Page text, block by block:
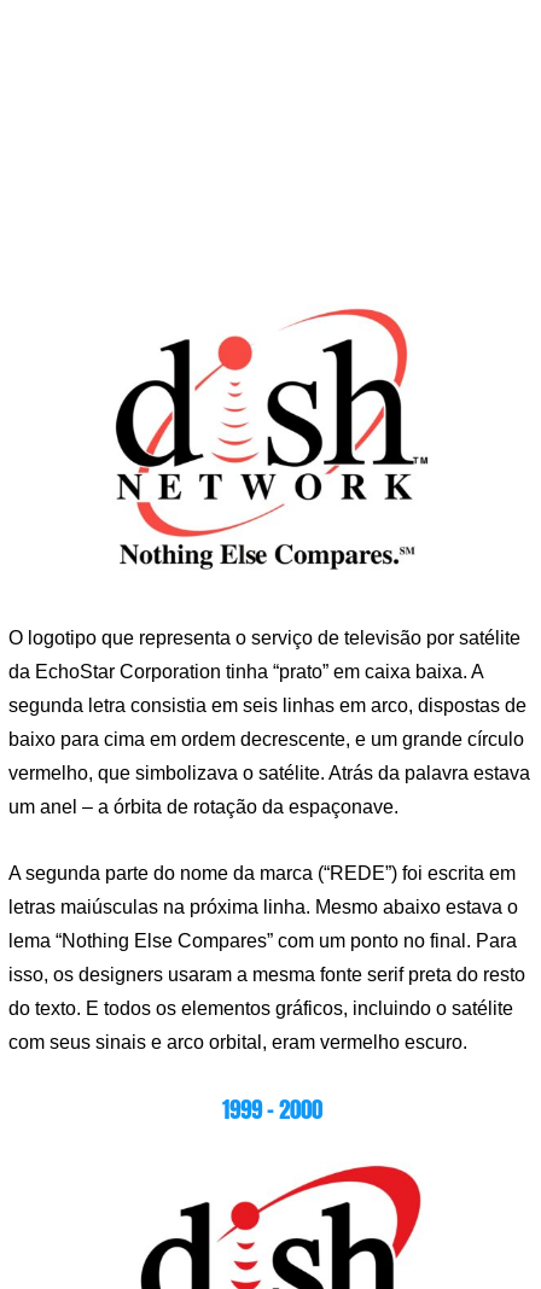
O logotipo que representa o serviço de televisão por satélite
da EchoStar Corporation tinha “prato” em caixa baixa. A
segunda letra consistia em seis linhas em arco, dispostas de
baixo para cima em ordem decrescente, e um grande círculo
vermelho, que simbolizava o satélite. Atrás da palavra estava
um anel – a órbita de rotação da espaçonave.
A segunda parte do nome da marca (“REDE”) foi escrita em
letras maiúsculas na próxima linha. Mesmo abaixo estava o
lema “Nothing Else Compares” com um ponto no final. Para
isso, os designers usaram a mesma fonte serif preta do resto
do texto. E todos os elementos gráficos, incluindo o satélite
com seus sinais e arco orbital, eram vermelho escuro.
1999 – 2000